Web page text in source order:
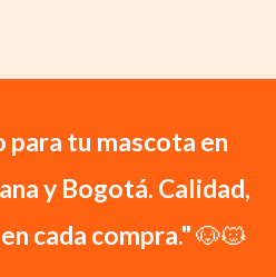
para tu mascota en
y Bogotá. Calidad,
cada compra."🐶🐱